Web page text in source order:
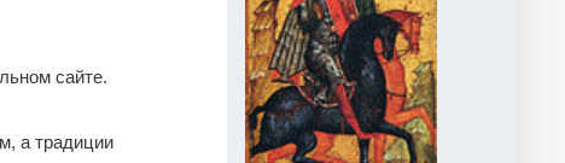
сайте.
а традиции